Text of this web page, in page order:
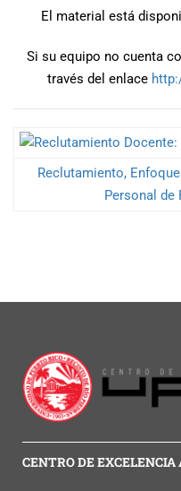
El material está
Si su equipo no cuenta
través del enlace
Reclutamiento,
Personal de
CENTRO DE